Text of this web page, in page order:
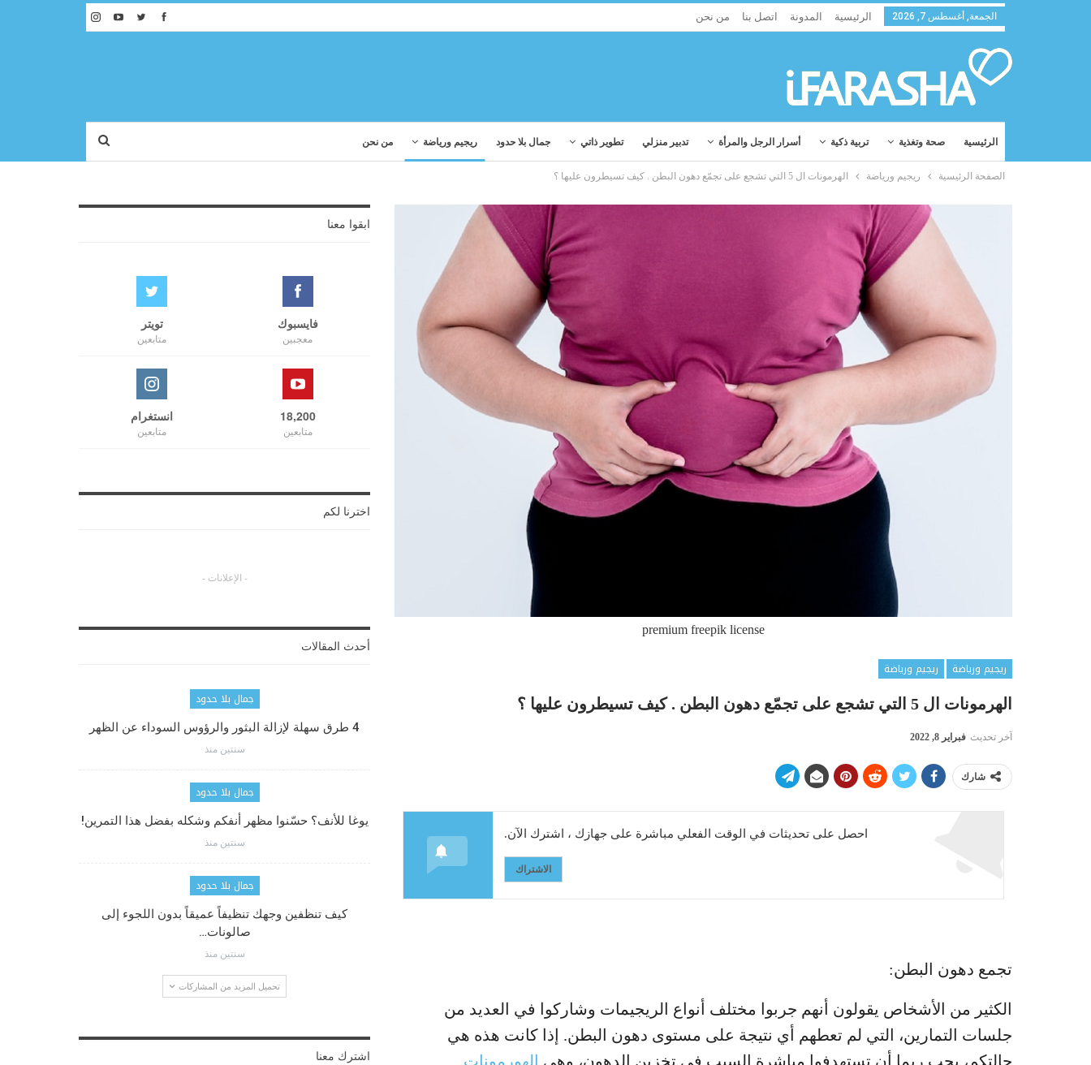
الجمعة, أغسطس 7, 2026 الرئيسية المدونة اتصل بنا من نحن
الرئيسية صحة وتغذية تربية ذكية أسرار الرجل والمرأة تدبير منزلي تطوير ذاتي جمال بلا حدود ريجيم ورياضة من نحن
الصفحة الرئيسية ريجيم ورياضة الهرمونات ال 5 التي تشجع على تجمّع دهون البطن . كيف تسيطرون عليها ؟
premium freepik license
ريجيم ورياضة
ريجيم ورياضة
الهرمونات ال 5 التي تشجع على تجمّع دهون البطن . كيف تسيطرون عليها ؟
آخر تحديث فبراير 8, 2022
شارك
احصل على تحديثات في الوقت الفعلي مباشرة على جهازك ، اشترك الآن.
الاشتراك
تجمع دهون البطن:
الكثير من الأشخاص يقولون أنهم جربوا مختلف أنواع الريجيمات وشاركوا في العديد من
جلسات التمارين، التي لم تعطهم أي نتيجة على مستوى دهون البطن. إذا كانت هذه هي
حالتكم، يجب ربما أن تستهدفوا مباشرة السبب في تخزين الدهون، وهي الهورمونات.
ابقوا معنا
فايسبوك
معجبين
تويتر
متابعين
18,200
متابعين
انستغرام
متابعين
اخترنا لكم
- الإعلانات -
أحدث المقالات
جمال بلا حدود
4 طرق سهلة لإزالة البثور والرؤوس السوداء عن الظهر
سنتين منذ
جمال بلا حدود
يوغا للأنف؟ حسّنوا مظهر أنفكم وشكله بفضل هذا التمرين!
سنتين منذ
جمال بلا حدود
كيف تنظفين وجهك تنظيفاً عميقاً بدون اللجوء إلى
صالونات…
سنتين منذ
تحميل المزيد من المشاركات
اشترك معنا